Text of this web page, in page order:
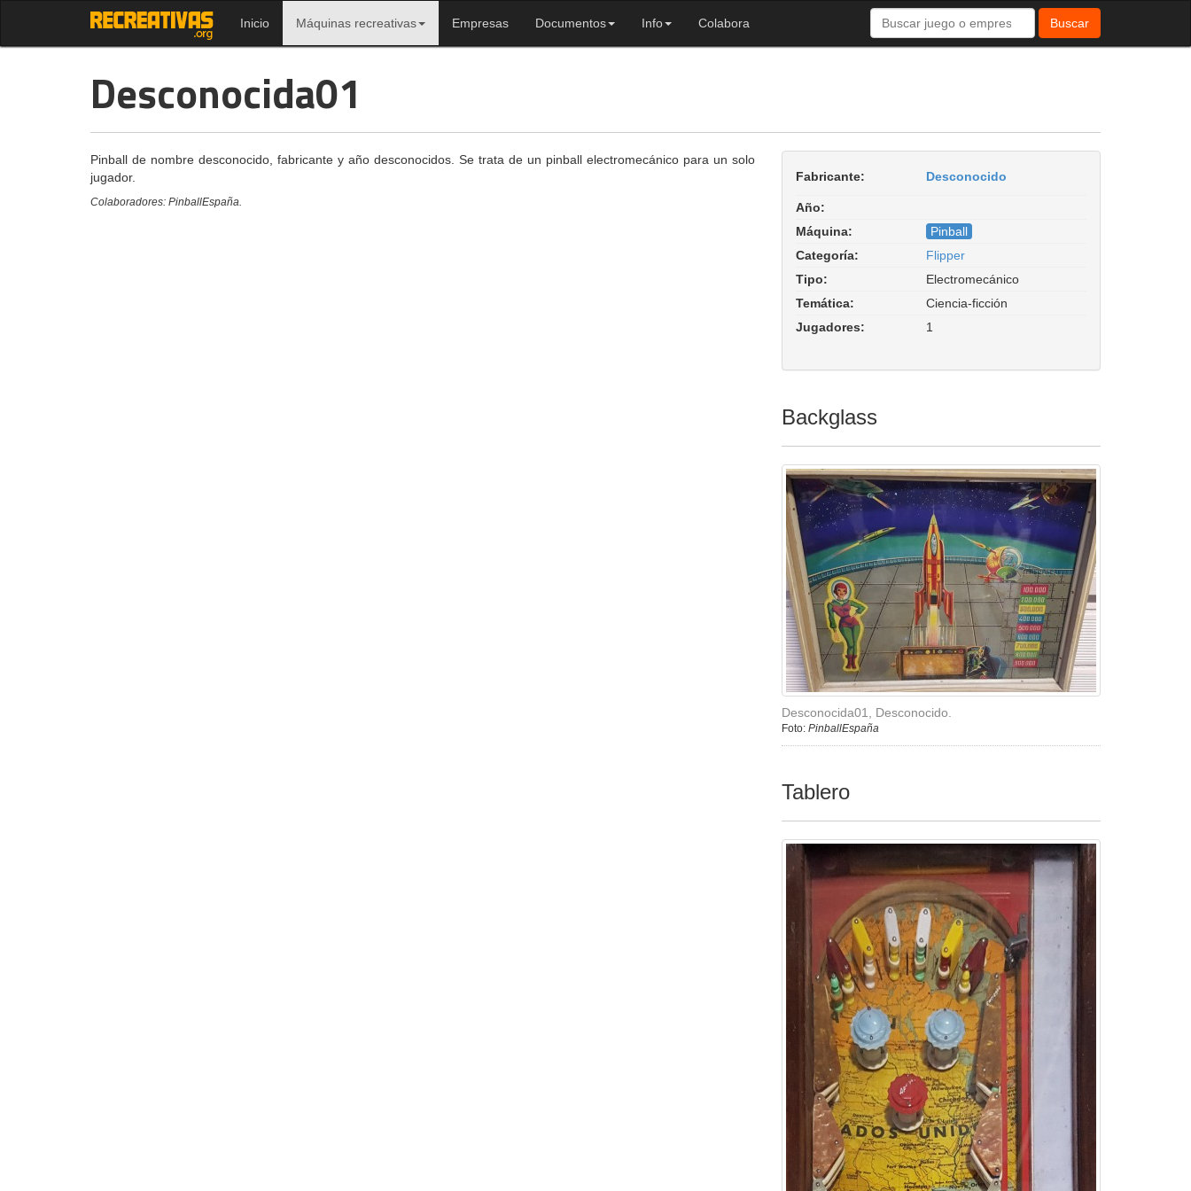
Inicio Máquinas recreativas Empresas Documentos Info Colabora Buscar
Desconocida01
Pinball de nombre desconocido, fabricante y año desconocidos. Se trata de un pinball electromecánico para un solo
jugador.
Colaboradores: PinballEspaña.
Fabricante: Desconocido
Año:
Máquina:
Pinball
Categoría:
Flipper
Tipo:
Electromecánico
Temática:
Ciencia-ficción
Jugadores:
1
Backglass
Desconocida01, Desconocido.
Foto: PinballEspaña
Tablero